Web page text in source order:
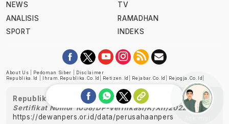
NEWS
ANALISIS
SPORT
TV
RAMADHAN
INDEKS
About Us Pedoman Siber
Disclaimer
Republika.id
Ihram.republika.co.id Retizen.id Rejabar.co.id Rejogja.co.id
Republika telah diverifikasi oleh Dewan Pers
Sertifikat Nomor 1058/DP-Verifikasi/K/XII/2022
https://dewanpers.or.id/data/perusahaanpers